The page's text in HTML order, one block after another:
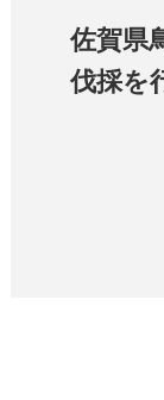
佐賀県
伐採を